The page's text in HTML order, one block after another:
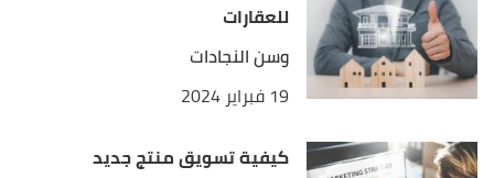
Platforms And Networks Compared (2023)",
bloggingwizard, Retrieved 27/4/2023. Edited.
للعقارات
وسن النجادات
19 فبراير 2024
كيفية تسويق منتج جديد